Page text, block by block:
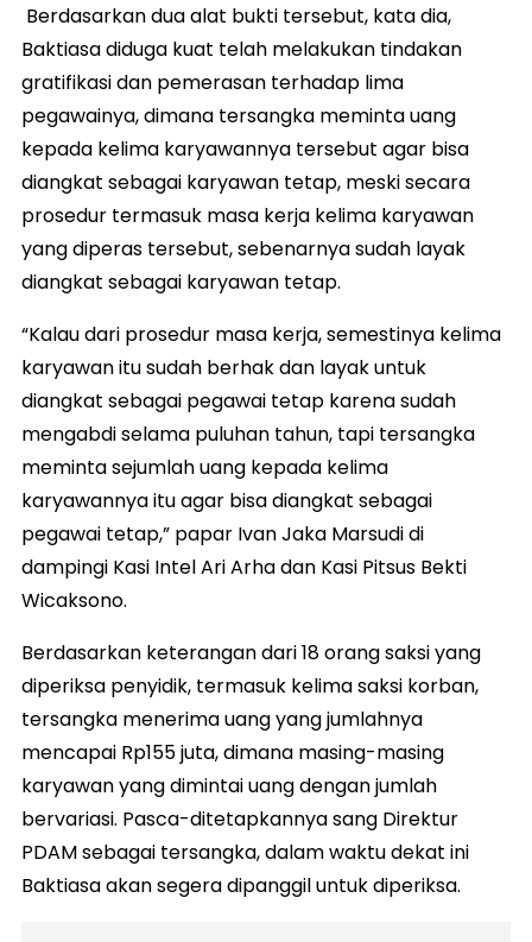
Berdasarkan dua alat bukti tersebut, kata dia,
Baktiasa diduga kuat telah melakukan tindakan
gratifikasi dan pemerasan terhadap lima
pegawainya, dimana tersangka meminta uang
kepada kelima karyawannya tersebut agar bisa
diangkat sebagai karyawan tetap, meski secara
prosedur termasuk masa kerja kelima karyawan
yang diperas tersebut, sebenarnya sudah layak
diangkat sebagai karyawan tetap.
“Kalau dari prosedur masa kerja, semestinya kelima
karyawan itu sudah berhak dan layak untuk
diangkat sebagai pegawai tetap karena sudah
mengabdi selama puluhan tahun, tapi tersangka
meminta sejumlah uang kepada kelima
karyawannya itu agar bisa diangkat sebagai
pegawai tetap,” papar Ivan Jaka Marsudi di
dampingi Kasi Intel Ari Arha dan Kasi Pitsus Bekti
Wicaksono.
Berdasarkan keterangan dari 18 orang saksi yang
diperiksa penyidik, termasuk kelima saksi korban,
tersangka menerima uang yang jumlahnya
mencapai Rp155 juta, dimana masing-masing
karyawan yang dimintai uang dengan jumlah
bervariasi. Pasca-ditetapkannya sang Direktur
PDAM sebagai tersangka, dalam waktu dekat ini
Baktiasa akan segera dipanggil untuk diperiksa.